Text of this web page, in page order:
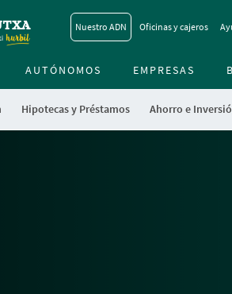
Nuestro ADN Oficinas y cajeros
Hipotecas y Préstamos Ahorro e
AUTÓNOMOS EMPRESAS